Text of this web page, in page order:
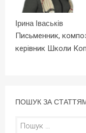
Ірина Іваськів
Письменник,
керівник Школи
ПОШУК ЗА
Пошук: